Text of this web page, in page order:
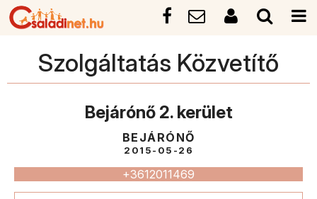
Szolgáltatás Közvetítő
Bejárónő 2. kerület
BEJÁRÓNŐ
2015-05-26
+3612011469